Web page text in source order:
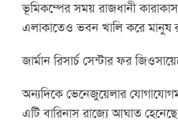
ভূমিকম্পের সময় রাজধানী
এলাকাতেও ভবন খালি করে মানুষ
জার্মান রিসার্চ সেন্টার ফর
অন্যদিকে ভেনেজুয়েলার
এটি বারিনাস রাজ্যে আঘাত